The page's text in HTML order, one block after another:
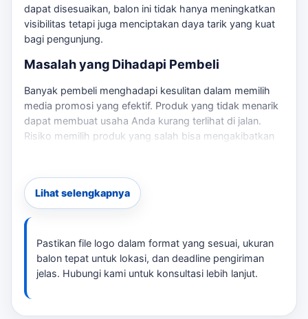
dapat disesuaikan, balon ini tidak hanya meningkatkan
visibilitas tetapi juga menciptakan daya tarik yang kuat
bagi pengunjung.
Masalah yang Dihadapi Pembeli
Banyak pembeli menghadapi kesulitan dalam memilih
media promosi yang efektif. Produk yang tidak menarik
dapat membuat usaha Anda kurang terlihat di jalan.
Risiko memilih produk yang salah bisa mengakibatkan
sky dancer Sumedangdapat dipakai untuk melihat opsi
layanan lain sebelum finalisasi kebutuhan.
Solusi yang Ditawarkan
Balon joget kami memiliki spesifikasi yang dapat
disesuaikan dengan kebutuhan Anda. Dengan tinggi 5
meter, bahan kain parasut/nylon inflatable, dan
kemampuan untuk menampilkan logo atau teks brand
Lihat selengkapnya
Pastikan file logo dalam format yang sesuai, ukuran
balon tepat untuk lokasi, dan deadline pengiriman
jelas. Hubungi kami untuk konsultasi lebih lanjut.